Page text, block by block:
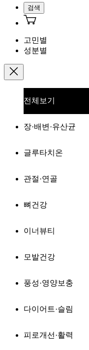
검색
고민별
성분별
전체보기
장·배변·유산균
글루타치온
관절·연골
뼈건강
이너뷰티
모발건강
풍성·영양보충
다이어트·슬림
피로개선·활력